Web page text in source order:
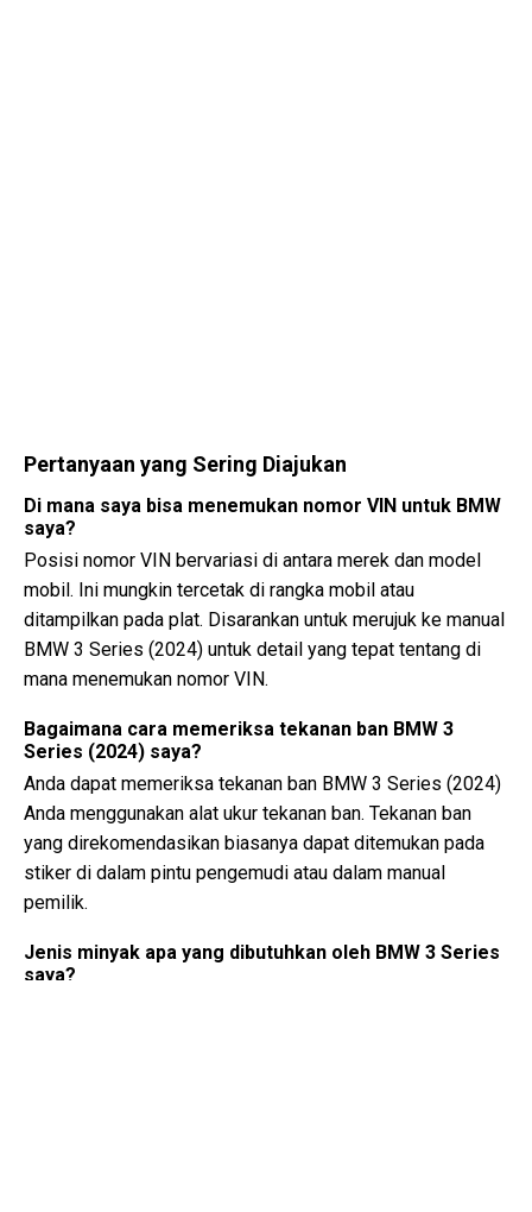
Pertanyaan yang Sering Diajukan
Di mana saya bisa menemukan nomor VIN untuk BMW
saya?
Posisi nomor VIN bervariasi di antara merek dan model
mobil. Ini mungkin tercetak di rangka mobil atau
ditampilkan pada plat. Disarankan untuk merujuk ke manual
BMW 3 Series (2024) untuk detail yang tepat tentang di
mana menemukan nomor VIN.
Bagaimana cara memeriksa tekanan ban BMW 3
Series (2024) saya?
Anda dapat memeriksa tekanan ban BMW 3 Series (2024)
Anda menggunakan alat ukur tekanan ban. Tekanan ban
yang direkomendasikan biasanya dapat ditemukan pada
stiker di dalam pintu pengemudi atau dalam manual
pemilik.
Jenis minyak apa yang dibutuhkan oleh BMW 3 Series
saya?